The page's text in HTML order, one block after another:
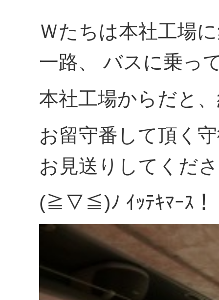
Ｗたちは本社工場
一路、 バスに乗っ
本社工場からだと
お留守番して頂く
お見送りしてくだ
(≧▽≦)ﾉ ｲｯﾃｷﾏｰｽ！